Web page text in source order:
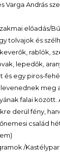
Varga András
előadás/
tolvajok és
rablók,
lepedők,
egy piros-
meg
falai között.
derül fény,
család
/